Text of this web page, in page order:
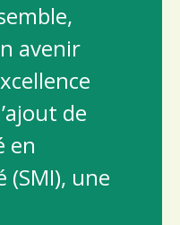
avenir
de
en
(SMI), une